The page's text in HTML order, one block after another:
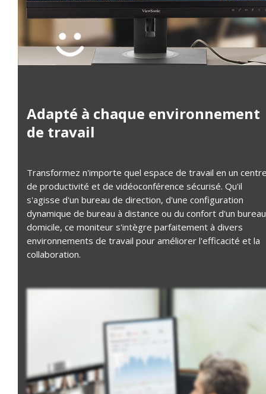
Adapté à chaque environnement
de travail
Transformez n'importe quel espace de travail en un
de productivité et de vidéoconférence sécurisé. Qu'il
s'agisse d'un bureau de direction, d'une configuration
dynamique de bureau à distance ou du confort d'un
domicile, ce moniteur s'intègre parfaitement à divers
environnements de travail pour améliorer l'efficacité et la
collaboration.